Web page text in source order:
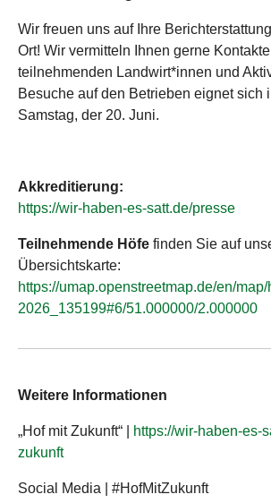
Wir freuen uns auf Ihre
Ort! Wir vermitteln Ihnen gerne
teilnehmenden Landwirt*innen und
Besuche auf den Betrieben eignet sich
Samstag, der 20. Juni.
Akkreditierung:
https://wir-haben-es-satt.de/presse
Teilnehmende Höfe finden Sie auf
Übersichtskarte:
https://umap.openstreetmap.de/en/
2026_135199#6/51.000000/2.000000
Weitere Informationen
„Hof mit Zukunft“ |
https://wir-haben-es-
zukunft
Social Media | #HofMitZukunft